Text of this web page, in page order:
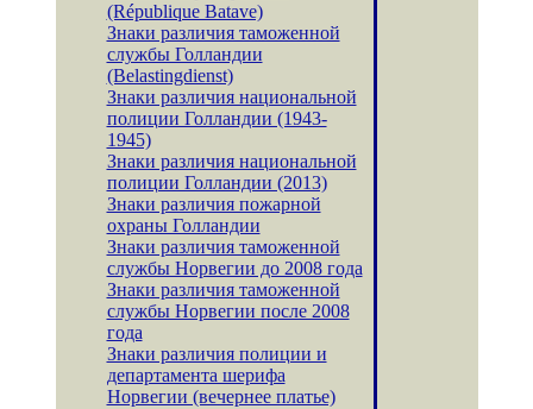
(République Batave)
Знаки различия таможенной
службы Голландии
(Belastingdienst)
Знаки различия национальной
полиции Голландии (1943-
1945)
Знаки различия национальной
полиции Голландии (2013)
Знаки различия пожарной
охраны Голландии
Знаки различия таможенной
службы Норвегии до 2008 года
Знаки различия таможенной
службы Норвегии после 2008
года
Знаки различия полиции и
департамента шерифа
Норвегии (вечернее платье)